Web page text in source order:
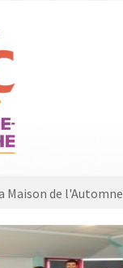
Maison de l'Automne